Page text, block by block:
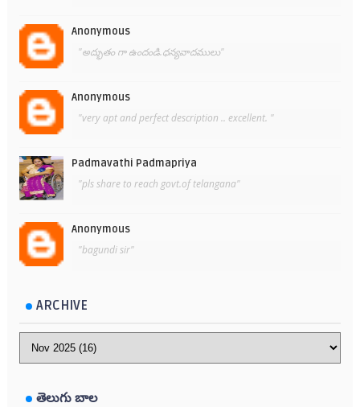
Anonymous
"అద్భుతం గా ఉందండి.ధన్యవాదములు"
Anonymous
"very apt and perfect description .. excellent. "
Padmavathi Padmapriya
"pls share to reach govt.of telangana"
Anonymous
"bagundi sir"
ARCHIVE
తెలుగు బాల